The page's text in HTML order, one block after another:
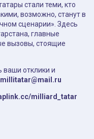
стали теми, кто
возможно, станут в
сценарии». Здесь
главные
вызовы, стоящие
ваши отклики и
millitatar@mail.ru
milliard_tatar